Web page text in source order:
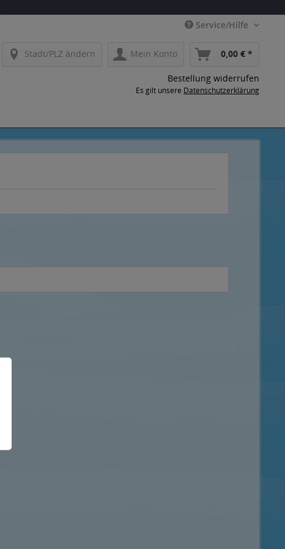
Service/Hilfe
Stadt/PLZ ändern Mein Konto 0,00 € *
Bestellung widerrufen
Es gilt unsere Datenschutzerklärung